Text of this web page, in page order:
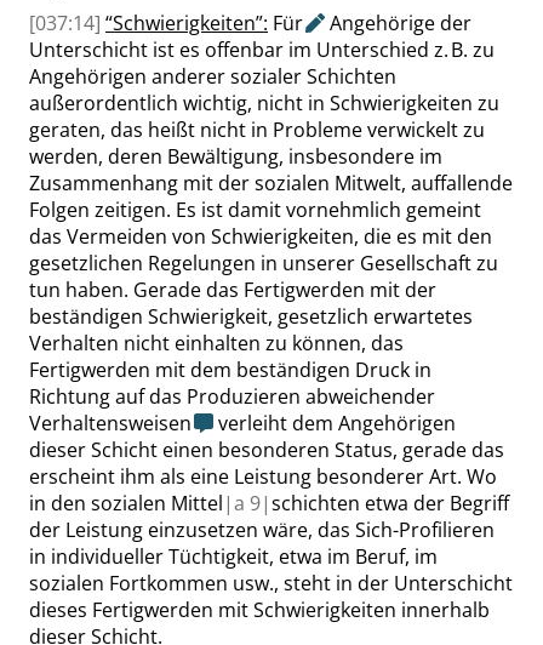
[037:14] “Schwierigkeiten”: Für
Angehörige der
Unterschicht ist es offenbar im Unterschied z. B. zu
Angehörigen anderer sozialer Schichten
außerordentlich wichtig, nicht in Schwierigkeiten zu
geraten, das heißt nicht in Probleme verwickelt zu
werden, deren Bewältigung, insbesondere im
Zusammenhang mit der sozialen Mitwelt, auffallende
Folgen zeitigen. Es ist damit vornehmlich gemeint
das Vermeiden von Schwierigkeiten, die es mit den
gesetzlichen Regelungen in unserer Gesellschaft zu
tun haben. Gerade das Fertigwerden mit der
beständigen Schwierigkeit, gesetzlich erwartetes
Verhalten nicht einhalten zu können, das
Fertigwerden mit dem beständigen Druck in
Richtung auf das Produzieren abweichender
Verhaltensweisen
verleiht dem Angehörigen
dieser Schicht einen besonderen Status, gerade das
erscheint ihm als eine Leistung besonderer Art. Wo
in den sozialen Mittel |a 9|schichten etwa der Begriff
der Leistung einzusetzen wäre, das Sich-Profilieren
in individueller Tüchtigkeit, etwa im Beruf, im
sozialen Fortkommen usw., steht in der Unterschicht
dieses Fertigwerden mit Schwierigkeiten innerhalb
dieser Schicht.